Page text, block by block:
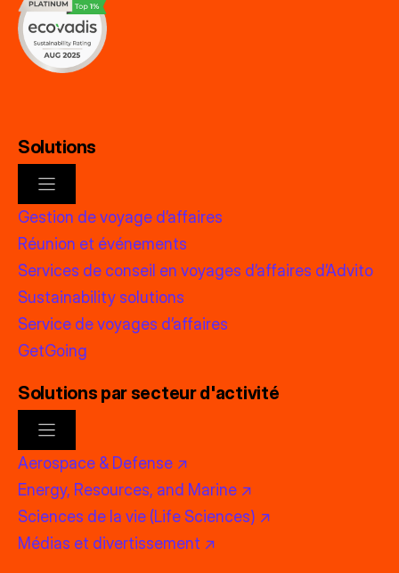
Solutions
Gestion de voyage d’affaires
Réunion et événements
Services de conseil en voyages d’affaires d’Advito
Sustainability solutions
Service de voyages d’affaires
GetGoing
Solutions par secteur d'activité
Aerospace & Defense ↗
Energy, Resources, and Marine ↗
Sciences de la vie (Life Sciences) ↗
Médias et divertissement ↗